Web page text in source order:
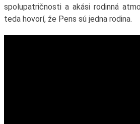
spolupatričnosti a akási rodinná
teda hovorí, že Pens sú jedna rodina.